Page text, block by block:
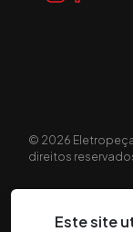
© 2026
direitos
Este site